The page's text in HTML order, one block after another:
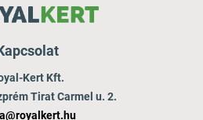
Kert Kft.
Tirat Carmel u. 2.